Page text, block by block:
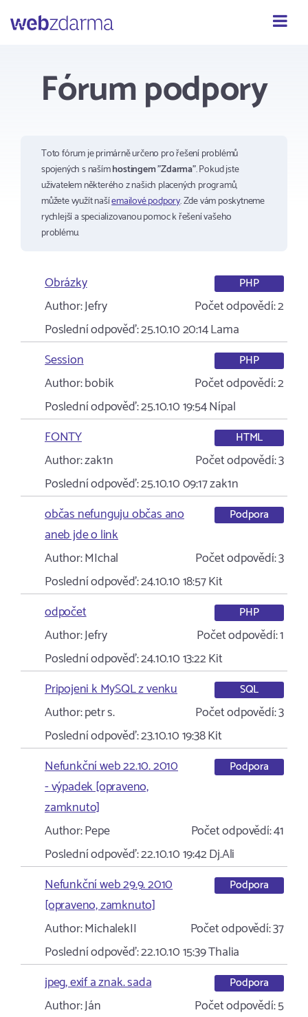
Fórum podpory
Toto fórum je primárně určeno pro řešení problémů
spojených s našímhostingem "Zdarma". Pokud jste
uživatelem některého z našich placených programů,
můžete využít našíemailové podpory. Zde vám poskytneme
rychlejší a specializovanou pomoc k řešení vašeho
problému.
Obrázky PHP
Author:Jefry Počet odpovědí:2
Poslední odpověď:25.10.10 20:14Lama
Session
PHP
Author:bobik Počet odpovědí:2
Poslední odpověď:25.10.10 19:54Nípal
FONTY
HTML
Author:zak1n Počet odpovědí:3
Poslední odpověď:25.10.10 09:17zak1n
občas nefunguju občas ano
aneb jde o link
Podpora
Author:MIchal Počet odpovědí:3
Poslední odpověď:24.10.10 18:57Kit
odpočet
PHP
Author:Jefry Počet odpovědí:1
Poslední odpověď:24.10.10 13:22Kit
Pripojeni k MySQL z venku
SQL
Author:petr s. Počet odpovědí:3
Poslední odpověď:23.10.10 19:38Kit
Nefunkční web 22.10. 2010
- výpadek [opraveno,
zamknuto]
Podpora
Author:Pepe Počet odpovědí:41
Poslední odpověď:22.10.10 19:42Dj.Ali
Nefunkční web 29.9. 2010
[opraveno, zamknuto]
Podpora
Author:MichalekII Počet odpovědí:37
Poslední odpověď:22.10.10 15:39Thalia
jpeg, exif a znak. sada
Podpora
Author:Ján Počet odpovědí:5